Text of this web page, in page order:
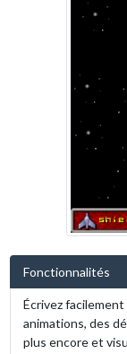
Fonctionnalités
Écrivez
animations, des
plus encore et